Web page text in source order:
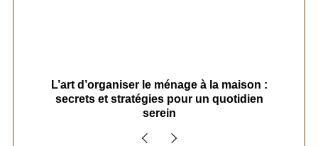
L’art d’organiser le ménage à la maison :
secrets et stratégies pour un quotidien
serein